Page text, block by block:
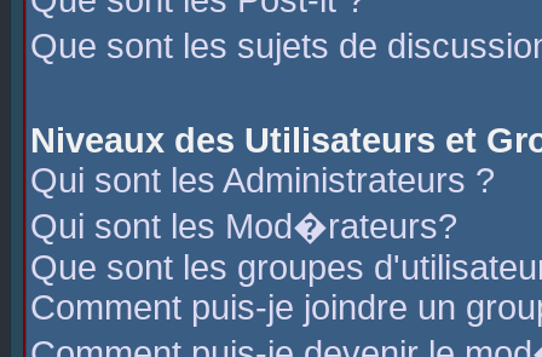
Que sont les sujets de
Niveaux des Utilisateurs et
Qui sont les Administrateurs ?
Qui sont les Mod�rateurs?
Que sont les groupes
Comment puis-je joindre un